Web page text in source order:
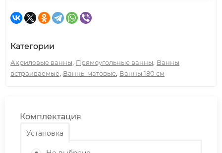
Категории
Акриловые ванны, Прямоугольные ванны, Ванны
встраиваемые, Ванны матовые, Ванны 180 см
Комплектация
Установка